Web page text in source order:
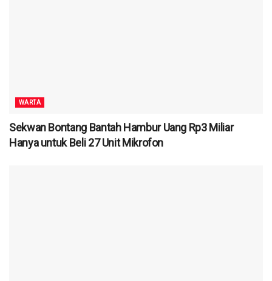
WARTA
Sekwan Bontang Bantah Hambur Uang Rp3 Miliar
Hanya untuk Beli 27 Unit Mikrofon